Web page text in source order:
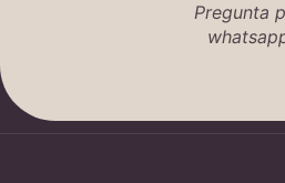
Pregunta